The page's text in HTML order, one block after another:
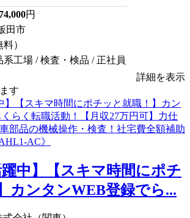
円
田市
）
系工場 / 検査・検品 / 正社員
詳細を表示
す
躍中】【スキマ時間にポチ
カンタンWEB登録でら...